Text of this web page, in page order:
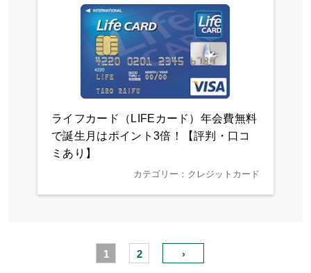
ライフカード（LIFEカード）年会費無料
で誕生月はポイント3倍！【評判・口コ
ミあり】
カテゴリー：クレジットカード
1 2 ›